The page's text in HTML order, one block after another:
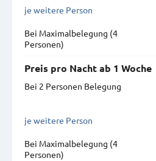
je weitere Person
Bei Maximal­belegung (4
Personen)
Preis pro Nacht ab 1 Woche
Bei 2 Personen Belegung
je weitere Person
Bei Maximal­belegung (4
Personen)